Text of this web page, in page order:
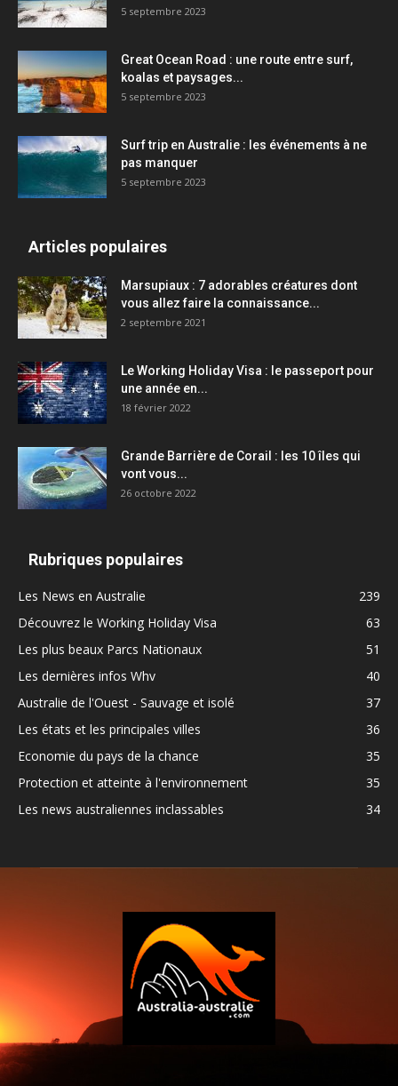
5 septembre 2023
Great Ocean Road : une route entre surf,
koalas et paysages...
5 septembre 2023
Surf trip en Australie : les événements à ne
pas manquer
5 septembre 2023
Articles populaires
Marsupiaux : 7 adorables créatures dont
vous allez faire la connaissance...
2 septembre 2021
Le Working Holiday Visa : le passeport pour
une année en...
18 février 2022
Grande Barrière de Corail : les 10 îles qui
vont vous...
26 octobre 2022
Rubriques populaires
Les News en Australie
239
Découvrez le Working Holiday Visa
63
Les plus beaux Parcs Nationaux
51
Les dernières infos Whv
40
Australie de l'Ouest - Sauvage et isolé
37
Les états et les principales villes
36
Economie du pays de la chance
35
Protection et atteinte à l'environnement
35
Les news australiennes inclassables
34